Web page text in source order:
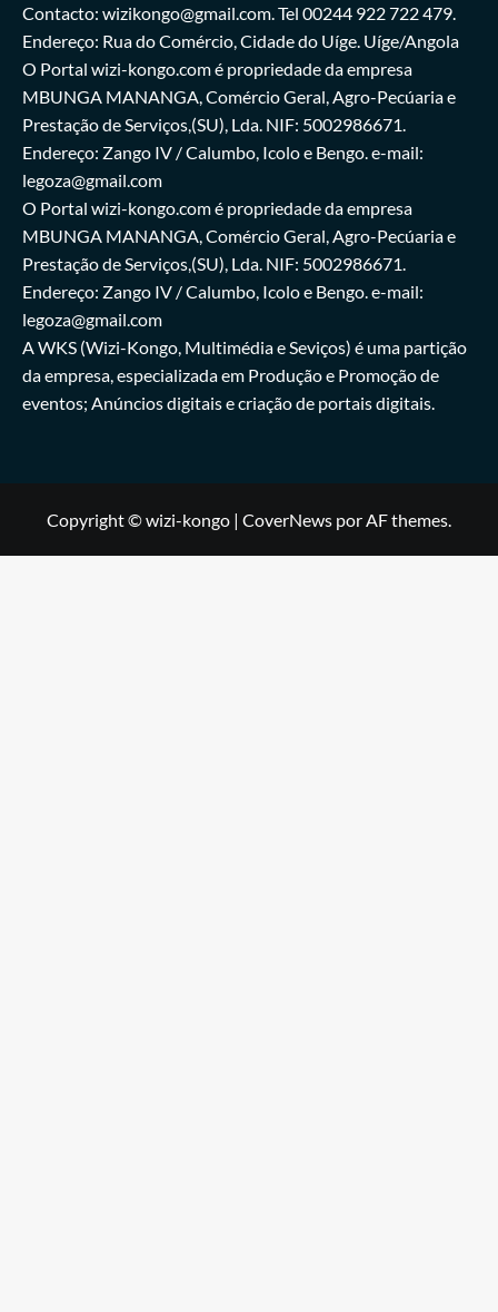
Contacto: wizikongo@gmail.com. Tel 00244 922 722 479.
Endereço: Rua do Comércio, Cidade do Uíge. Uíge/Angola
O Portal wizi-kongo.com é propriedade da empresa
MBUNGA MANANGA, Comércio Geral, Agro-Pecúaria e
Prestação de Serviços,(SU), Lda. NIF: 5002986671.
Endereço: Zango IV / Calumbo, Icolo e Bengo. e-mail:
legoza@gmail.com
O Portal wizi-kongo.com é propriedade da empresa
MBUNGA MANANGA, Comércio Geral, Agro-Pecúaria e
Prestação de Serviços,(SU), Lda. NIF: 5002986671.
Endereço: Zango IV / Calumbo, Icolo e Bengo. e-mail:
legoza@gmail.com
A WKS (Wizi-Kongo, Multimédia e Seviços) é uma partição
da empresa, especializada em Produção e Promoção de
eventos; Anúncios digitais e criação de portais digitais.
Copyright © wizi-kongo | CoverNews por AF themes.